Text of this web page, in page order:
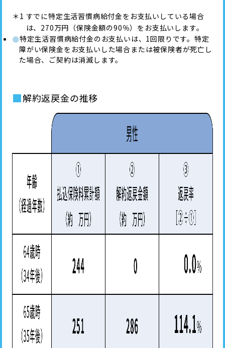
すでに特定生活習慣病給付金をお支払いしている場合
は、270万円（保険金額の90％）をお支払いします。
●特定生活習慣病給付金のお支払いは、1回限りです。特定
障がい保険金をお支払いした場合または被保険者が死亡し
た場合、ご契約は消滅します。
■解約返戻金の推移